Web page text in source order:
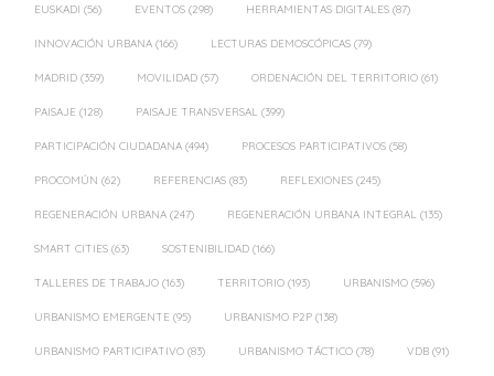
EUSKADI (56) EVENTOS (298) HERRAMIENTAS DIGITALES (87)
INNOVACIÓN URBANA (166) LECTURAS DEMOSCÓPICAS (79)
MADRID (359) MOVILIDAD (57) ORDENACIÓN DEL TERRITORIO (61)
PAISAJE (128) PAISAJE TRANSVERSAL (399)
PARTICIPACIÓN CIUDADANA (494) PROCESOS PARTICIPATIVOS (58)
PROCOMÚN (62) REFERENCIAS (83) REFLEXIONES (245)
REGENERACIÓN URBANA (247) REGENERACIÓN URBANA INTEGRAL (135)
SMART CITIES (63) SOSTENIBILIDAD (166)
TALLERES DE TRABAJO (163) TERRITORIO (193) URBANISMO (596)
URBANISMO EMERGENTE (95) URBANISMO P2P (138)
URBANISMO PARTICIPATIVO (83) URBANISMO TÁCTICO (78) VDB (91)